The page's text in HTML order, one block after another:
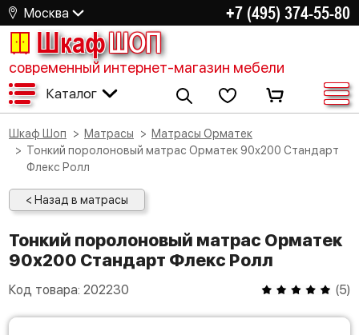
Москва +7 (495) 374-55-80
ШкафШОП
современный интернет-магазин мебели
Каталог
Шкаф Шоп Матрасы
Матрасы Орматек
Тонкий поролоновый матрас Орматек 90х200 Стандарт
Флекс Ролл
< Назад в матрасы
Тонкий поролоновый матрас Орматек
90х200 Стандарт Флекс Ролл
Код товара: 202230 (5)